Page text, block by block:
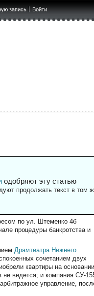
запись Войти
одобряют эту статью
продолжать текст в том
по ул. Штеменко 4б
процедуры банкротства и
Драмтеатра Нижнего
сочетанием двух
квартиры на основании
не ведется; и компания СУ-
управление,